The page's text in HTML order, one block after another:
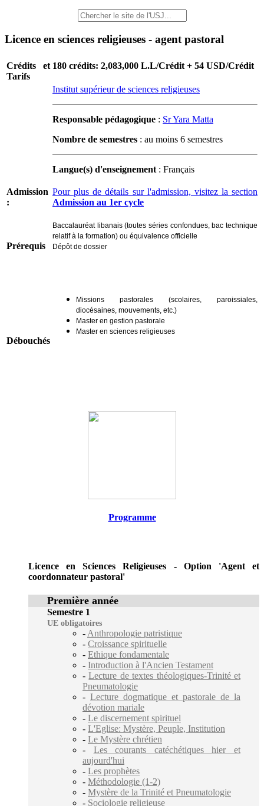
Licence en sciences religieuses - agent pastoral
Crédits et
Tarifs
180 crédits: 2,083,000 L.L/Crédit + 54 USD/Crédit
Institut supérieur de sciences religieuses
Responsable pédagogique : Sr Yara Matta
Nombre de semestres : au moins 6 semestres
Langue(s) d'enseignement: Français
Admission
:
Pour plus de détails sur l'admission, visitez la section
Admission au 1er cycle
Prérequis
Baccalauréat libanais (toutes séries confondues, bac technique
relatif à la formation) ou équivalence officielle
Dépôt de dossier
Débouchés
Missions pastorales (scolaires, paroissiales,
diocésaines, mouvements, etc.)
Master en gestion pastorale
Master en sciences religieuses
Programme
Licence en Sciences Religieuses - Option 'Agent et
coordonnateur pastoral'
Première année
Semestre 1
UE obligatoires
- Anthropologie patristique
- Croissance spirituelle
- Ethique fondamentale
- Introduction à l'Ancien Testament
-Lecture de textes théologiques-Trinité et
Pneumatologie
- Lecture dogmatique et pastorale de la
dévotion mariale
- Le discernement spirituel
- L'Eglise: Mystère, Peuple, Institution
- Le Mystère chrétien
- Les courants catéchétiques hier et
aujourd'hui
- Les prophètes
- Méthodologie (1-2)
- Mystère de la Trinité et Pneumatologie
- Sociologie religieuse